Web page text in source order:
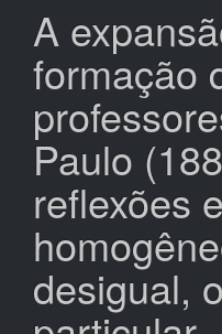
A
formação
Paulo
reflexões
desigual,